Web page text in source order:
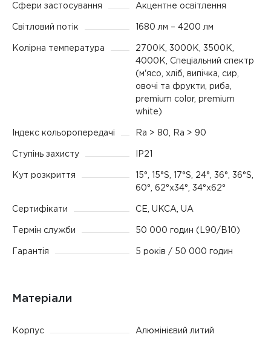
Сфери застосування Акцентне освітлення
Світловий потік 1680 лм – 4200 лм
Колірна температура
2700K, 3000K, 3500K,
4000K, Спеціальний спектр
(м'ясо, хліб, випічка, сир,
овочі та фрукти, риба,
premium color, premium
white)
Індекс кольоропередачі Ra > 80, Ra > 90
Ступінь захисту IP21
Кут розкриття
15°, 15°S, 17°S, 24°, 36°, 36°S,
60°, 62°x34°, 34°x62°
Сертифікати CE, UKCA, UA
Термін служби 50 000 годин (L90/B10)
Гарантія 5 років / 50 000 годин
Матеріали
Корпус Алюмінієвий литий